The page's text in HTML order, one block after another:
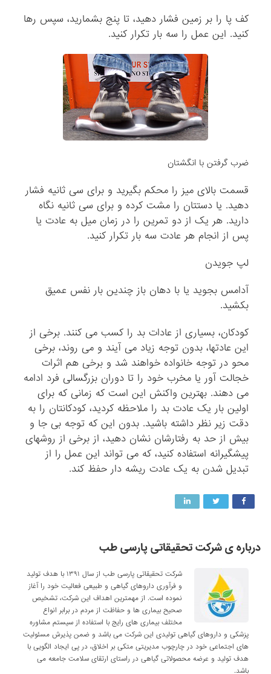
کف پا را بر زمین فشار دهید، تا پنج بشمارید، سپس رها
کنید. این عمل را سه بار تکرار کنید.
ضرب گرفتن با انگشتان
قسمت بالای میز را محکم بگیرید و برای سی ثانیه فشار
دهید. یا دستتان را مشت کرده و برای سی ثانیه نگاه
دارید. هر یک از دو تمرین را در زمان میل به عادت یا
پس از انجام هر عادت سه بار تکرار کنید.
لپ جویدن
آدامس بجوید یا با دهان باز چندین بار نفس عمیق
بکشید.
کودکان، بسیاری از عادات بد را کسب می کنند. برخی از
این عادتها، بدون توجه زیاد می آیند و می روند، برخی
محو در توجه خانواده خواهند شد و برخی هم اثرات
خجالت آور یا مخرب خود را تا دوران بزرگسالی فرد ادامه
می دهند. بهترین واکنش این است که زمانی که برای
اولین بار یک عادت بد را ملاحظه کردید، کودکانتان را به
دقت زیر نظر داشته باشید. بدون این که توجه بی جا و
بیش از حد به رفتارشان نشان دهید، از برخی از روشهای
پیشگیرانه استفاده کنید، که می تواند این عمل را از
تبدیل شدن به یک عادت ریشه دار حفظ کند.
درباره ی شرکت تحقیقاتی پارسی طب
شرکت تحقیقاتی پارسی طب از سال ۱۳۹۱ با هدف تولید
و فرآوری داروهای گیاهی و طبیعی فعالیت خود را آغاز
نموده است. از مهمترین اهداف این شرکت، تشخیص
صحیح بیماری ها و حفاظت از مردم در برابر انواع
مختلف بیماری های رایج با استفاده از سیستم مشاوره
پزشکی و داروهای گیاهی تولیدی این شرکت می باشد و ضمن پذیرش مسئولیت
های اجتماعی خود در چارچوب مدیریتی متکی بر اخلاق، در پی ایجاد الگویی با
هدف تولید و عرضه محصولاتی گیاهی در راستای ارتقای سلامت جامعه می
باشد.